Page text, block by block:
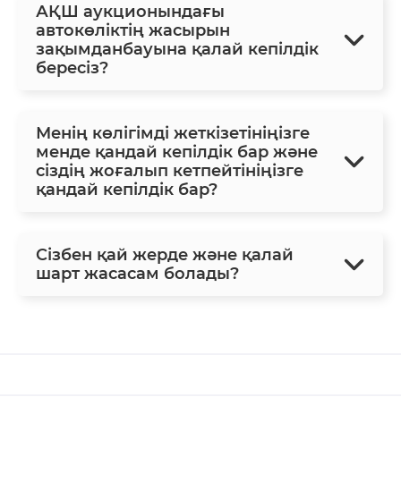
АҚШ аукционындағы
автокөліктің жасырын
зақымданбауына қалай кепілдік
бересіз?
Менің көлігімді жеткізетініңізге
менде қандай кепілдік бар және
сіздің жоғалып кетпейтініңізге
қандай кепілдік бар?
Сізбен қай жерде және қалай
шарт жасасам болады?